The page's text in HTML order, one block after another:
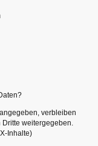
verbleiben
Dritte weitergegeben.
Inhalte)